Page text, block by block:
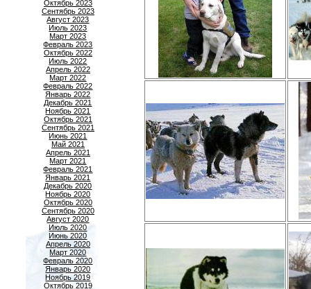
Октябрь 2023
Сентябрь 2023
Август 2023
Июль 2023
Март 2023
Февраль 2023
Октябрь 2022
Июль 2022
Апрель 2022
Март 2022
Февраль 2022
Январь 2022
Декабрь 2021
Ноябрь 2021
Октябрь 2021
Сентябрь 2021
Июнь 2021
Май 2021
Апрель 2021
Март 2021
Февраль 2021
Январь 2021
Декабрь 2020
Ноябрь 2020
Октябрь 2020
Сентябрь 2020
Август 2020
Июль 2020
Июнь 2020
Апрель 2020
Март 2020
Февраль 2020
Январь 2020
Ноябрь 2019
Октябрь 2019